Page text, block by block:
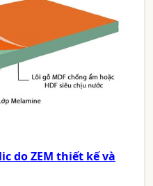
do ZEM thiết kế và